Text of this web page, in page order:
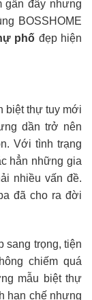
gần đây nhưng
BOSSHOME
phố đẹp hiện
biệt thự tuy mới
dần trở nên
Với tình trạng
hẳn những gia
nhiều vấn đề.
đã cho ra đời
sang trọng, tiện
chiếm quá
mẫu biệt thự
hạn chế nhưng